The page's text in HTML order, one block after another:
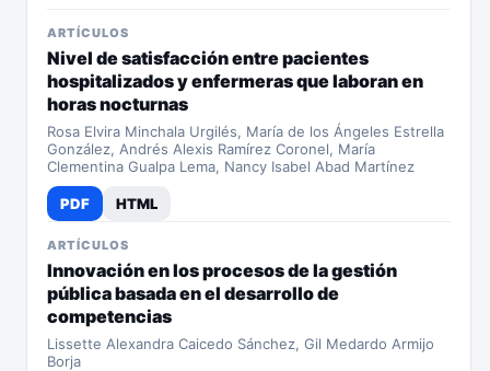
ARTÍCULOS
Nivel de satisfacción entre pacientes
hospitalizados y enfermeras que laboran en
horas nocturnas
Rosa Elvira Minchala Urgilés, María de los Ángeles Estrella
González, Andrés Alexis Ramírez Coronel, María
Clementina Gualpa Lema, Nancy Isabel Abad Martínez
PDF HTML
ARTÍCULOS
Innovación en los procesos de la gestión
pública basada en el desarrollo de
competencias
Lissette Alexandra Caicedo Sánchez, Gil Medardo Armijo
Borja